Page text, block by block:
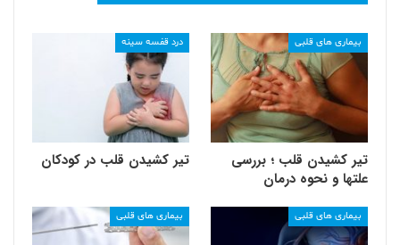
بیماری های قلبی
تیر کشیدن قلب ؛ بررسی
علتها و نحوه درمان
درد قفسه سینه
تیر کشیدن قلب در کودکان
بیماری های قلبی بیماری های قلبی